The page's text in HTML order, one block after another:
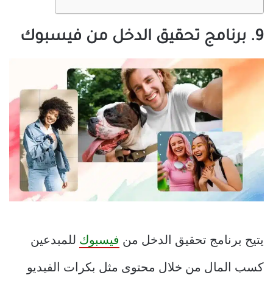
9. برنامج تحقيق الدخل من فيسبوك
يتيح برنامج تحقيق الدخل من فيسبوك للمبدعين
كسب المال من خلال محتوى مثل بكرات الفيديو